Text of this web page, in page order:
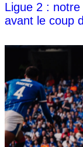
Ligue 2 :
avant le coup